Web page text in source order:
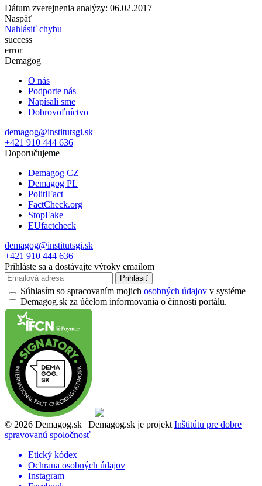
Dátum zverejnenia analýzy: 06.02.2017
Naspäť
Nahlásiť chybu
success
error
Demagog
O nás
Podporte nás
Napísali sme
Dobrovoľníctvo
demagog@institutsgi.sk
+421 910 444 636
Doporučujeme
Demagog CZ
Demagog PL
PolitiFact
FactCheck.org
StopFake
EUfactcheck
demagog@institutsgi.sk
+421 910 444 636
Prihláste sa a dostávajte výroky emailom
Prihlásiť
Súhlasím so spracovaním mojich osobných údajov v systéme
Demagog.sk za účelom informovania o činnosti portálu.
© 2026 Demagog.sk | Demagog.sk je projekt Inštitútu pre dobre
spravovanú spoločnosť
Etický kódex
Ochrana osobných údajov
Instagram